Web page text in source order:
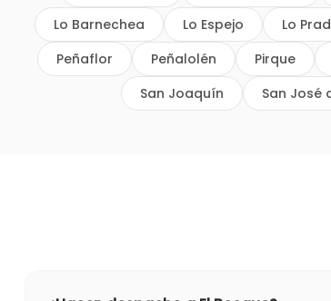
Lo Barnechea
Lo Espejo Lo
Peñaflor
Peñalolén Pirque
San Joaquín
San José